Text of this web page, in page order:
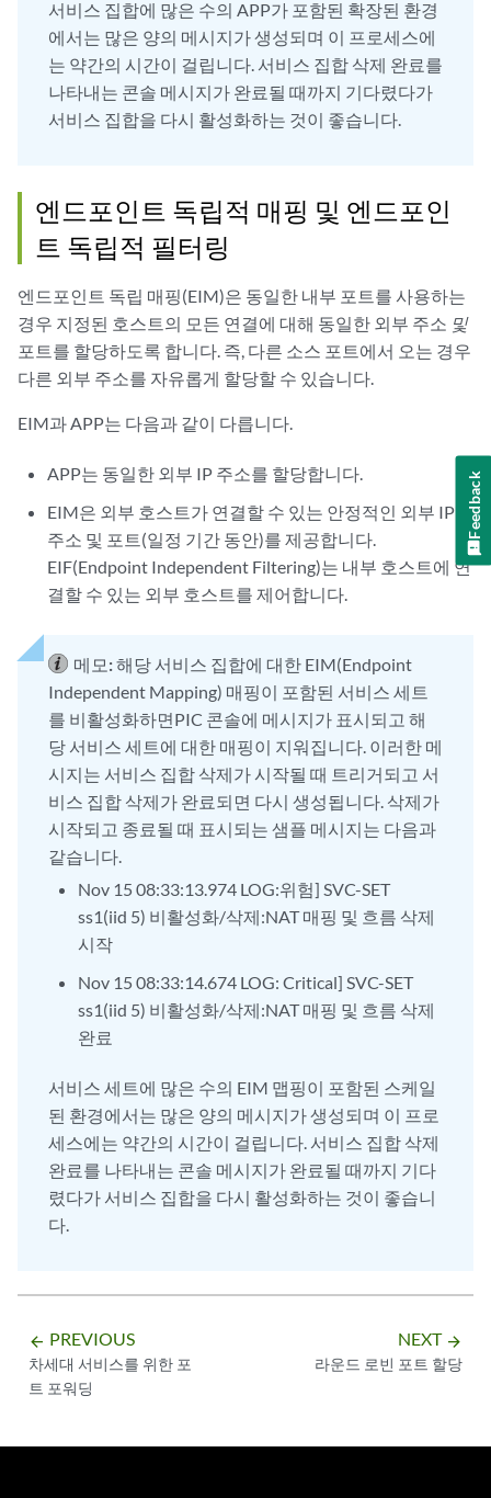
서비스 집합에 많은 수의 APP가 포함된 확장된 환경
에서는 많은 양의 메시지가 생성되며 이 프로세스에
는 약간의 시간이 걸립니다. 서비스 집합 삭제 완료를
나타내는 콘솔 메시지가 완료될 때까지 기다렸다가
서비스 집합을 다시 활성화하는 것이 좋습니다.
엔드포인트 독립적 매핑 및 엔드포인
트 독립적 필터링
엔드포인트 독립 매핑(EIM)은 동일한 내부 포트를 사용하는
경우 지정된 호스트의 모든 연결에 대해 동일한 외부 주소 및
포트를 할당하도록 합니다. 즉, 다른 소스 포트에서 오는 경우
다른 외부 주소를 자유롭게 할당할 수 있습니다.
EIM과 APP는 다음과 같이 다릅니다.
APP는 동일한 외부 IP 주소를 할당합니다.
EIM은 외부 호스트가 연결할 수 있는 안정적인 외부 IP
주소 및 포트(일정 기간 동안)를 제공합니다.
EIF(Endpoint Independent Filtering)는 내부 호스트에 연
결할 수 있는 외부 호스트를 제어합니다.
메모:해당 서비스 집합에 대한 EIM(Endpoint
Independent Mapping) 매핑이 포함된 서비스 세트
를 비활성화하면PIC 콘솔에 메시지가 표시되고 해
당 서비스 세트에 대한 매핑이 지워집니다. 이러한 메
시지는 서비스 집합 삭제가 시작될 때 트리거되고 서
비스 집합 삭제가 완료되면 다시 생성됩니다. 삭제가
시작되고 종료될 때 표시되는 샘플 메시지는 다음과
같습니다.
Nov 15 08:33:13.974 LOG:위험] SVC-SET
ss1(iid 5) 비활성화/삭제:NAT 매핑 및 흐름 삭제
시작
Nov 15 08:33:14.674 LOG: Critical] SVC-SET
ss1(iid 5) 비활성화/삭제:NAT 매핑 및 흐름 삭제
완료
서비스 세트에 많은 수의 EIM 맵핑이 포함된 스케일
된 환경에서는 많은 양의 메시지가 생성되며 이 프로
세스에는 약간의 시간이 걸립니다. 서비스 집합 삭제
완료를 나타내는 콘솔 메시지가 완료될 때까지 기다
렸다가 서비스 집합을 다시 활성화하는 것이 좋습니
다.
arrow_backward PREVIOUS
차세대 서비스를 위한 포
트 포워딩
NEXT arrow_forward
라운드 로빈 포트 할당
Feedback